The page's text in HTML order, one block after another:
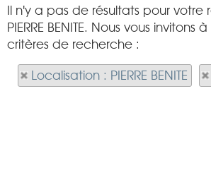
Il n'y a pas de résultats pour votre
PIERRE BENITE. Nous vous invitons
critères de recherche :
Localisation : PIERRE BENITE